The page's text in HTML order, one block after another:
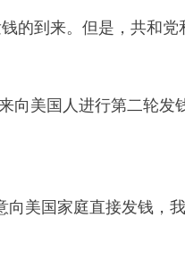
的到来。但是，共和
向美国人进行第二轮发
美国家庭直接发钱，